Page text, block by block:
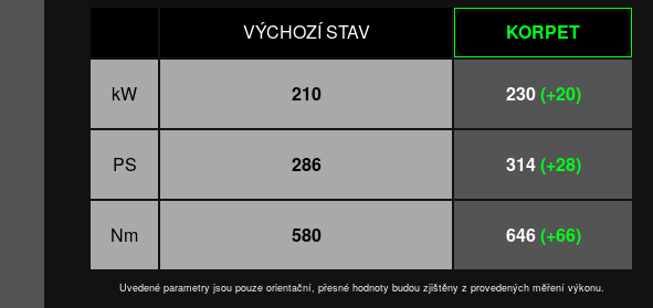
VÝCHOZÍ STAV KORPET
kW 210 230(+20)
PS 286 314(+28)
Nm 580 646(+66)
Uvedené parametry jsou pouze orientační, přesné hodnoty budou zjištěny z provedených měření výkonu.